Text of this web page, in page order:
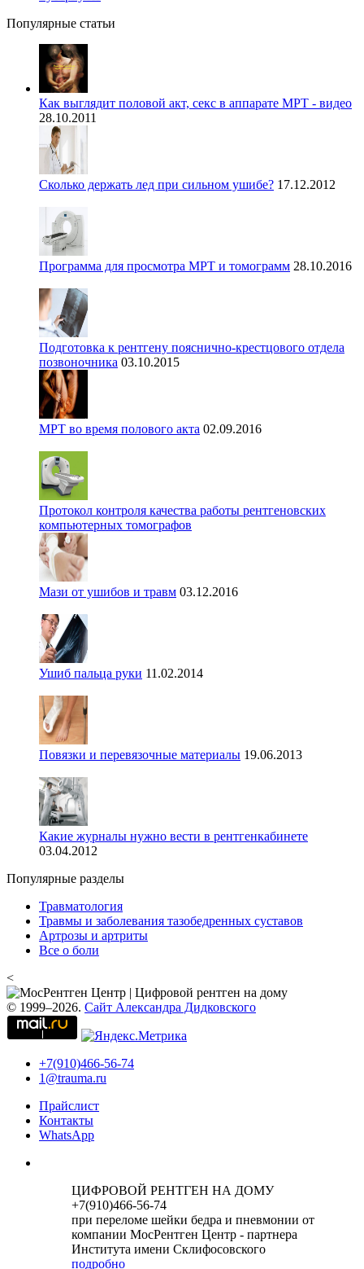
Популярные статьи
Как выглядит половой акт, секс в аппарате МРТ - видео
28.10.2011
Сколько держать лед при сильном ушибе? 17.12.2012
Программа для просмотра МРТ и томограмм 28.10.2016
Подготовка к рентгену пояснично-крестцового отдела
позвоночника 03.10.2015
МРТ во время полового акта 02.09.2016
Протокол контроля качества работы рентгеновских
компьютерных томографов
Мази от ушибов и травм 03.12.2016
Ушиб пальца руки 11.02.2014
Повязки и перевязочные материалы 19.06.2013
Какие журналы нужно вести в рентгенкабинете
03.04.2012
Популярные разделы
Травматология
Травмы и заболевания тазобедренных суставов
Артрозы и артриты
Все о боли
<
© 1999–2026. Сайт Александра Дидковского
+7(910)466-56-74
1@trauma.ru
Прайслист
Контакты
WhatsApp
ЦИФРОВОЙ РЕНТГЕН НА ДОМУ
+7(910)466-56-74
при переломе шейки бедра и пневмонии от
компании МосРентген Центр - партнера
Института имени Склифосовского
подробно